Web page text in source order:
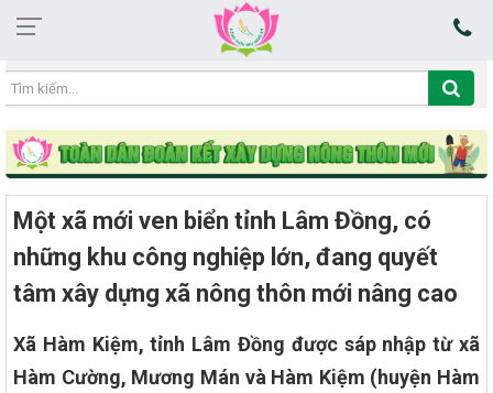
14:31:36 09/08/2026
Một xã mới ven biển tỉnh Lâm Đồng, có
những khu công nghiệp lớn, đang quyết
tâm xây dựng xã nông thôn mới nâng cao
Xã Hàm Kiệm, tỉnh Lâm Đồng được sáp nhập từ xã
Hàm Cường, Mương Mán và Hàm Kiệm (huyện Hàm